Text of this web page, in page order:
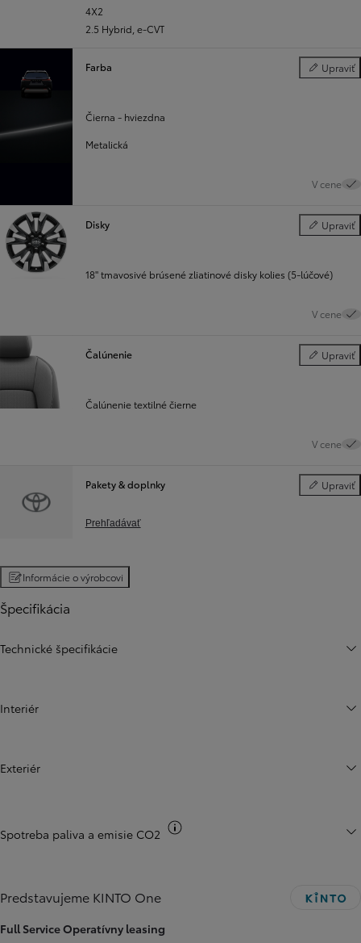
4X2
2.5 Hybrid e-CVT
Farba Upraviť
Farba
Čierna - hviezdna
Metalická
V cene
Disky Upraviť
Disky
18" tmavosivé brúsené zliatinové disky kolies (5-lúčové)
V cene
Čalúnenie Upraviť
Čalúnenie
Čalúnenie textilné čierne
V cene
Pakety & doplnky Upraviť
Pakety &
Prehľadávať
Informácie o výrobcovi
Špecifikácia
Technické špecifikácie
Interiér
Exteriér
Spotreba paliva a emisie CO2
Predstavujeme KINTO One
Full Service Operatívny leasing